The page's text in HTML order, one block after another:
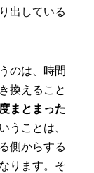
出している
のは、時間
換えること
まとまった
うことは、
側からする
ります。そ